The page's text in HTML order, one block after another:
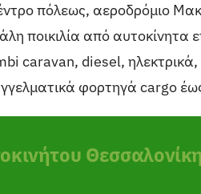
πόλεως, αεροδρόμιο
ποικιλία από αυτοκίνητα
caravan, diesel,
φορτηγά cargo
Θεσσαλονίκη